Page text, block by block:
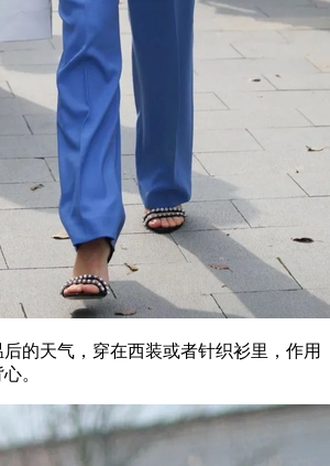
天气，穿在西装或者针织衫里，作用
。